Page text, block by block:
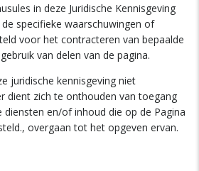
in deze Juridische Kennisgeving
specifieke waarschuwingen of
voor het contracteren van bepaalde
van delen van de pagina.
juridische kennisgeving niet
dient zich te onthouden van toegang
en/of inhoud die op de Pagina
overgaan tot het opgeven ervan.